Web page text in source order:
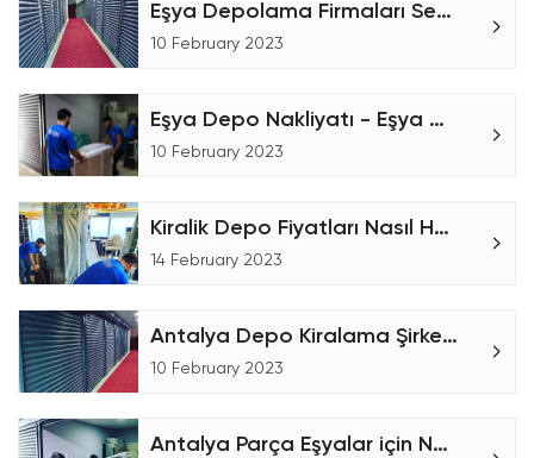
Eşya Depolama Firmaları Seçerken Dikkat Etmeniz Gerekenler!
10 February 2023
Eşya Depo Nakliyatı - Eşya Depolama
10 February 2023
Kiralik Depo Fiyatları Nasıl Hesaplanır?
14 February 2023
Antalya Depo Kiralama Şirketiyiz
10 February 2023
Antalya Parça Eşyalar için Nakliyat Hizmeti